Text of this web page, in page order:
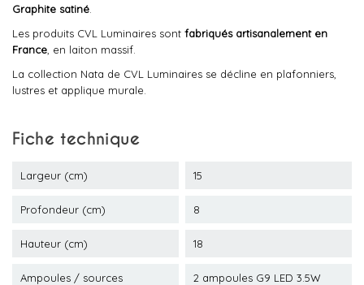
Graphite satiné
Les produits CVL Luminaires sont fabriqués artisanalement en
France , en laiton massif.
La collection Nata de CVL Luminaires se décline en plafonniers,
lustres et applique murale.
Fiche technique
Largeur (cm) 15
Profondeur (cm) 8
Hauteur (cm) 18
Ampoules / sources
2 ampoules G9 LED 3.5W